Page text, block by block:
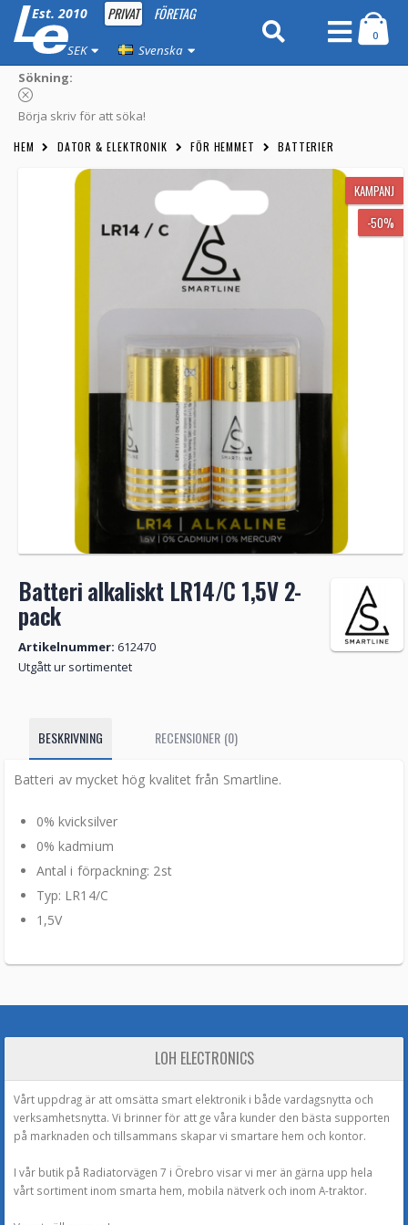
Est. 2010 PRIVAT FÖRETAG
SEK Svenska
0
Sökning:
Börja skriv för att söka!
HEM DATOR & ELEKTRONIK FÖR HEMMET BATTERIER
KAMPANJ
-50%
Batteri alkaliskt LR14/C 1,5V 2-
pack
Artikelnummer: 612470
Utgått ur sortimentet
BESKRIVNING RECENSIONER (0)
Batteri av mycket hög kvalitet från Smartline.
0% kvicksilver
0% kadmium
Antal i förpackning: 2st
Typ: LR14/C
1,5V
LOH ELECTRONICS
Vårt uppdrag är att omsätta smart elektronik i både vardagsnytta och
verksamhetsnytta. Vi brinner för att ge våra kunder den bästa supporten
på marknaden och tillsammans skapar vi smartare hem och kontor.
I vår butik på Radiatorvägen 7 i Örebro visar vi mer än gärna upp hela
vårt sortiment inom smarta hem, mobila nätverk och inom A-traktor.